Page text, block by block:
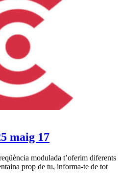
maig 17
modulada t’oferim diferents
prop de tu, informa-te de tot